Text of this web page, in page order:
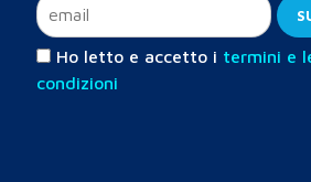
Ho letto e accetto i termini e
condizioni